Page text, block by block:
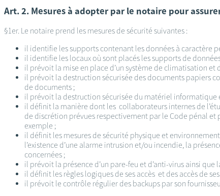
Art. 2. Mesures à adopter par le notaire pour
§1er. Le notaire prend les mesures de sécurité suivantes :
il identifie les supports contenant les données à caractère
il identifie les locaux où sont placés les supports de
il prévoit la mise en place d’un système de climatisation
il prévoit la destruction sécurisée des documents papiers
de documents ;
il prévoit la destruction sécurisée du matériel
il définit la manière dont les collaborateurs internes de
de discrétion prévues respectivement par le Code pénal
exemple ;
il définit les mesures de sécurité physique et
l’existence d’une alarme intrusion et/ou incendie, la
concernées ;
il prévoit la présence d’un pare-feu et d’anti-virus ainsi
il définit les règles logiques de ses accès et des accès de
il prévoit le contrôle régulier des backups par son